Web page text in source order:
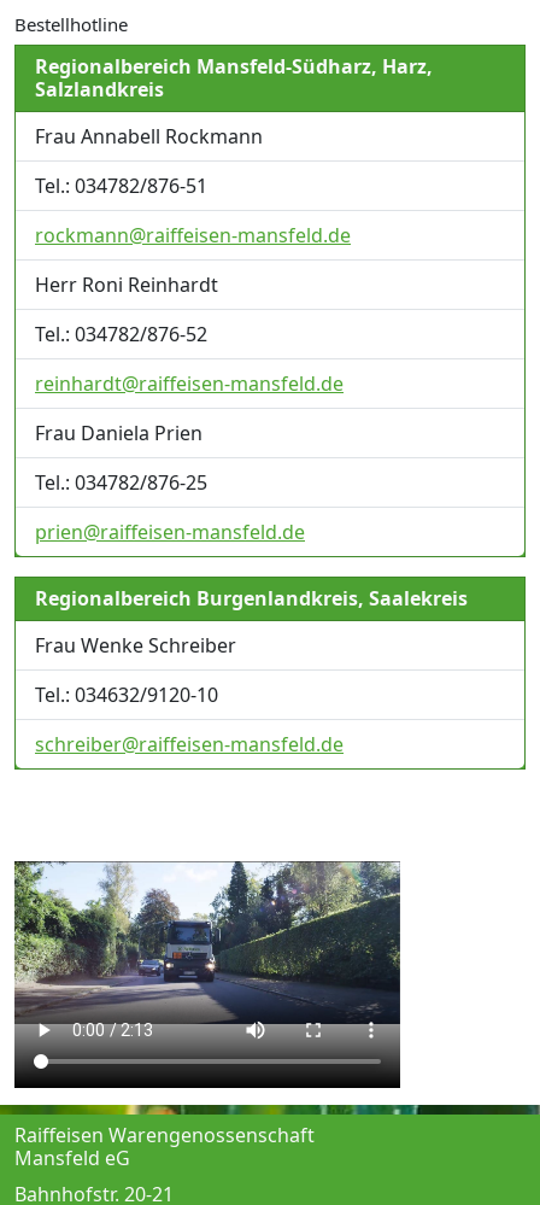
Bestellhotline
Regionalbereich Mansfeld-Südharz, Harz,
Salzlandkreis
Frau Annabell Rockmann
Tel.: 034782/876-51
rockmann@raiffeisen-mansfeld.de
Herr Roni Reinhardt
Tel.: 034782/876-52
reinhardt@raiffeisen-mansfeld.de
Frau Daniela Prien
Tel.: 034782/876-25
prien@raiffeisen-mansfeld.de
Regionalbereich Burgenlandkreis, Saalekreis
Frau Wenke Schreiber
Tel.: 034632/9120-10
schreiber@raiffeisen-mansfeld.de
Raiffeisen Warengenossenschaft
Mansfeld eG
Bahnhofstr. 20-21